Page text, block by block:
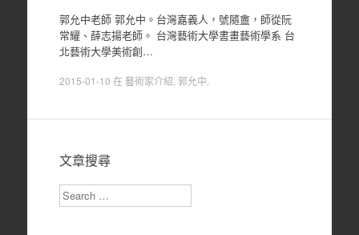
郭允中老師 郭允中。台灣嘉義人，號隨盦，師從阮
常耀、薛志揚老師。 台灣藝術大學書畫藝術學系 台
北藝術大學美術創…
2015-01-10 在 藝術家介紹 郭允中
文章搜尋
Search